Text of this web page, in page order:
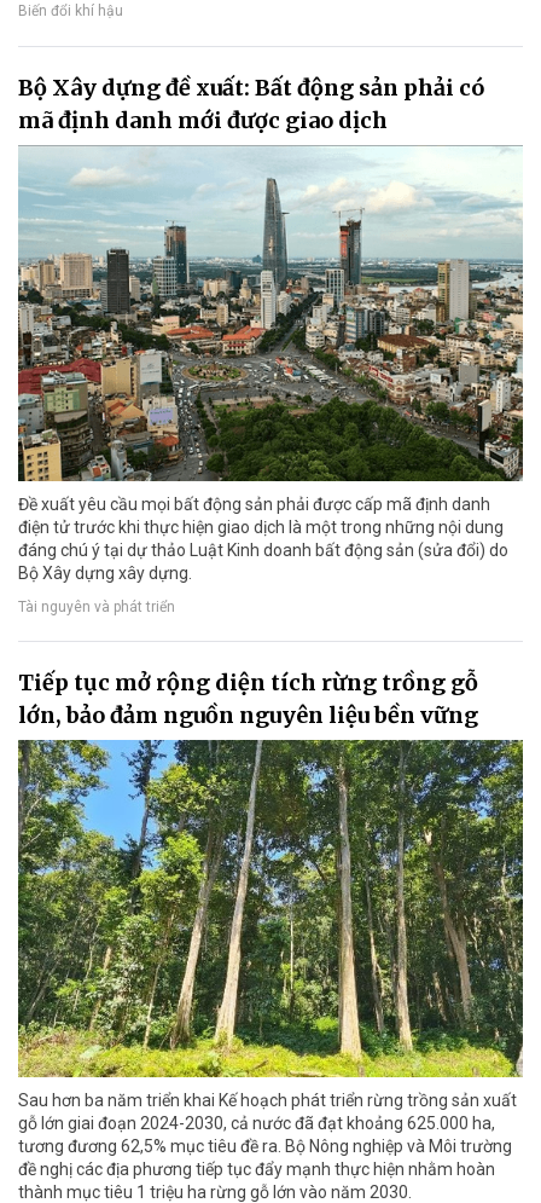
Biến đổi khí hậu
Bộ Xây dựng đề xuất: Bất động sản phải có
mã định danh mới được giao dịch
Đề xuất yêu cầu mọi bất động sản phải được cấp mã định danh
điện tử trước khi thực hiện giao dịch là một trong những nội dung
đáng chú ý tại dự thảo Luật Kinh doanh bất động sản (sửa đổi) do
Bộ Xây dựng xây dựng.
Tài nguyên và phát triển
Tiếp tục mở rộng diện tích rừng trồng gỗ
lớn, bảo đảm nguồn nguyên liệu bền vững
Sau hơn ba năm triển khai Kế hoạch phát triển rừng trồng sản xuất
gỗ lớn giai đoạn 2024-2030, cả nước đã đạt khoảng 625.000 ha,
tương đương 62,5% mục tiêu đề ra. Bộ Nông nghiệp và Môi trường
đề nghị các địa phương tiếp tục đẩy mạnh thực hiện nhằm hoàn
thành mục tiêu 1 triệu ha rừng gỗ lớn vào năm 2030.